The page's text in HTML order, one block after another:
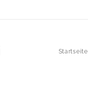
Startseite